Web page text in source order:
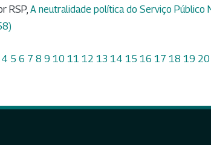
RSP, A neutralidade política do Serviço Público
4 5 6 7 8 9 10 11 12 13 14 15 16 17 18 19 20